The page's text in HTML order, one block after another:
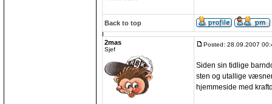
Back to top
2mas
Sjef
Posted: 28.09.2007
Siden sin tidlige
sten og utallige
hjemmeside med